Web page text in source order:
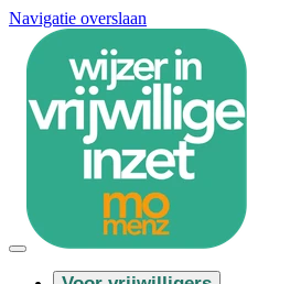
Navigatie overslaan